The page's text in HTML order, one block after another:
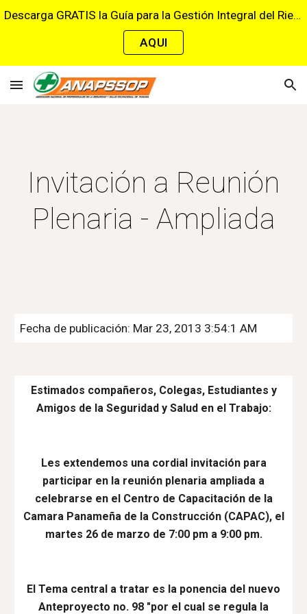
Skip to main content Skip to navigation
Descarga GRATIS la Guía para la Gestión Integral del Riesgo Cardiovascular en el Trabajo
AQUI
Invitación a Reunión
Plenaria - Ampliada
Fecha de publicación: Mar 23, 2013 3:54:1 AM
Estimados compañeros, Colegas, Estudiantes y
Amigos de la Seguridad y Salud en el Trabajo:
Les extendemos una cordial invitación para
participar en la reunión plenaria ampliada a
celebrarse en el Centro de Capacitación de la
Camara Panameña de la Construcción (CAPAC), el
martes 26 de marzo de 7:00 pm a 9:00 pm.
El Tema central a tratar es la ponencia del nuevo
Anteproyecto no. 98 "por el cual se regula la